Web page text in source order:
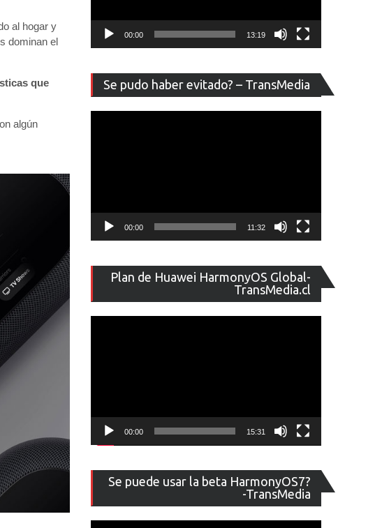
al hogar y
dominan el
que
algún
00:00 13:19
Se pudo haber evitado? – TransMedia
de
vídeo
00:00 11:32
Plan de Huawei HarmonyOS Global-
TransMedia.cl
de
vídeo
00:00 15:31
Se puede usar la beta HarmonyOS7?
-TransMedia
de
vídeo